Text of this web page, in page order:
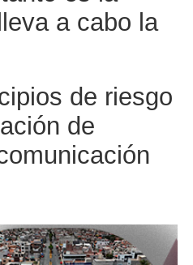
a cabo la
de riesgo
de